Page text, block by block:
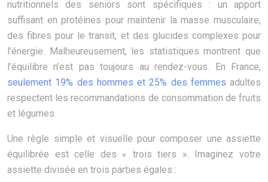
nutritionnels des seniors sont spécifiques : un apport
suffisant en protéines pour maintenir la masse musculaire,
des fibres pour le transit, et des glucides complexes pour
l’énergie. Malheureusement, les statistiques montrent que
l’équilibre n’est pas toujours au rendez-vous. En France,
seulement 19% des hommes et 25% des femmes adultes
respectent les recommandations de consommation de fruits
et légumes.
Une règle simple et visuelle pour composer une assiette
équilibrée est celle des « trois tiers ». Imaginez votre
assiette divisée en trois parties égales :